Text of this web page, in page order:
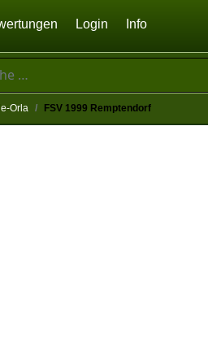
Login Info
Orla FSV 1999 Remptendorf